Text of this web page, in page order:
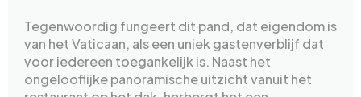
Tegenwoordig fungeert dit pand, dat eigendom is
van het Vaticaan, als een uniek gastenverblijf dat
voor iedereen toegankelijk is. Naast het
ongelooflijke panoramische uitzicht vanuit het